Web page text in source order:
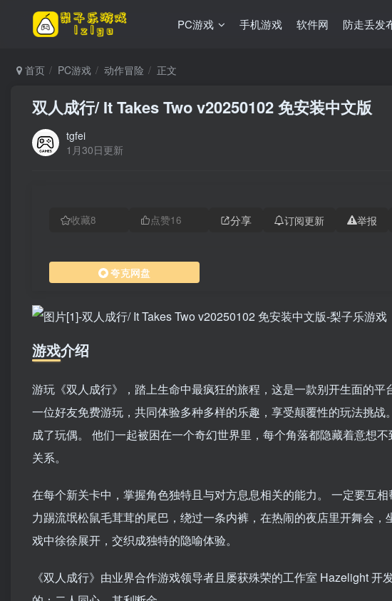
PC游戏 手机游戏 软件网 防走丢发
首页 PC游戏 动作冒险 正文
双人成行/ It Takes Two v20250102 免安装中文版
tgfei
1月30日更新
收藏8 点赞16 分享 订阅更新 举报
夸克网盘
游戏介绍
游玩《双人成行》，踏上生命中最疯狂的旅程，这是一款别开生面的
一位好友免费游玩，共同体验多种多样的乐趣，享受颠覆性的玩法挑
成了玩偶。 他们一起被困在一个奇幻世界里，每个角落都隐藏着意想
关系。
在每个新关卡中，掌握角色独特且与对方息息相关的能力。 一定要互
力踢流氓松鼠毛茸茸的尾巴，绕过一条内裤，在热闹的夜店里开舞会
戏中徐徐展开，交织成独特的隐喻体验。
《双人成行》由业界合作游戏领导者且屡获殊荣的工作室 Hazelight